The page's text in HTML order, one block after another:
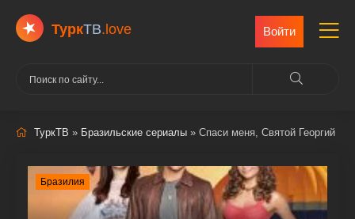
ТуркТВ.love Войти
ТуркТВ » Бразильские сериалы » Спаси меня, Святой Георгий
Бразилия